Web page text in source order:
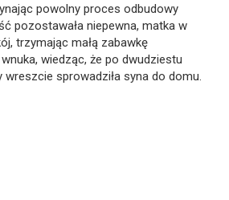
powolny proces odbudowy
pozostawała niepewna, matka w
trzymając małą zabawkę
wiedząc, że po dwudziestu
sprowadziła syna do domu.